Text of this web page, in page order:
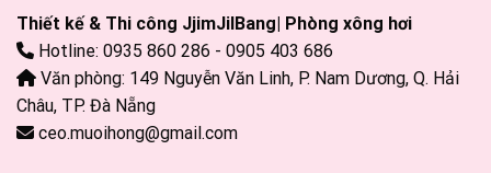
Thiết kế & Thi công JjimJilBang| Phòng xông hơi
Hotline: 0935 860 286 - 0905 403 686
Văn phòng: 149 Nguyễn Văn Linh, P. Nam Dương, Q. Hải
Châu, TP. Đà Nẵng
ceo.muoihong@gmail.com